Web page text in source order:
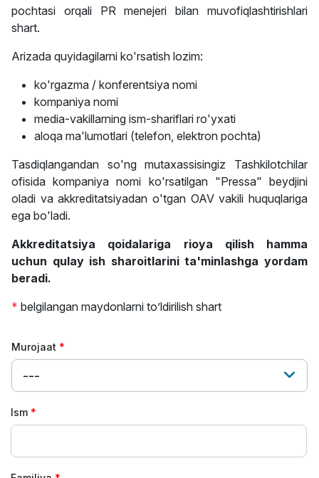
pochtasi orqali PR menejeri bilan muvofiqlashtirishlari
shart.
Arizada quyidagilarni ko'rsatish lozim:
ko'rgazma / konferentsiya nomi
kompaniya nomi
media-vakillarning ism-shariflari ro'yxati
aloqa ma'lumotlari (telefon, elektron pochta)
Tasdiqlangandan so'ng mutaxassisingiz Tashkilotchilar
ofisida kompaniya nomi ko'rsatilgan "Pressa" beydjini
oladi va akkreditatsiyadan o'tgan OAV vakili huquqlariga
ega bo'ladi.
Akkreditatsiya qoidalariga rioya qilish hamma
uchun qulay ish sharoitlarini ta'minlashga yordam
beradi.
* belgilangan maydonlarni to’ldirilish shart
Murojaat
---
Ism